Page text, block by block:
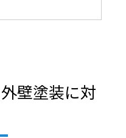
壁塗装に対